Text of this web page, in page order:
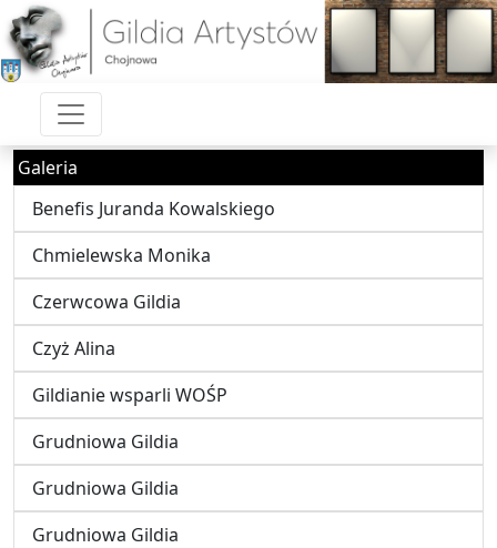
Galeria
Benefis Juranda Kowalskiego
Chmielewska Monika
Czerwcowa Gildia
Czyż Alina
Gildianie wsparli WOŚP
Grudniowa Gildia
Grudniowa Gildia
Grudniowa Gildia